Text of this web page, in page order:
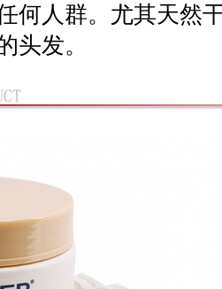
何人群。尤其天然
头发。